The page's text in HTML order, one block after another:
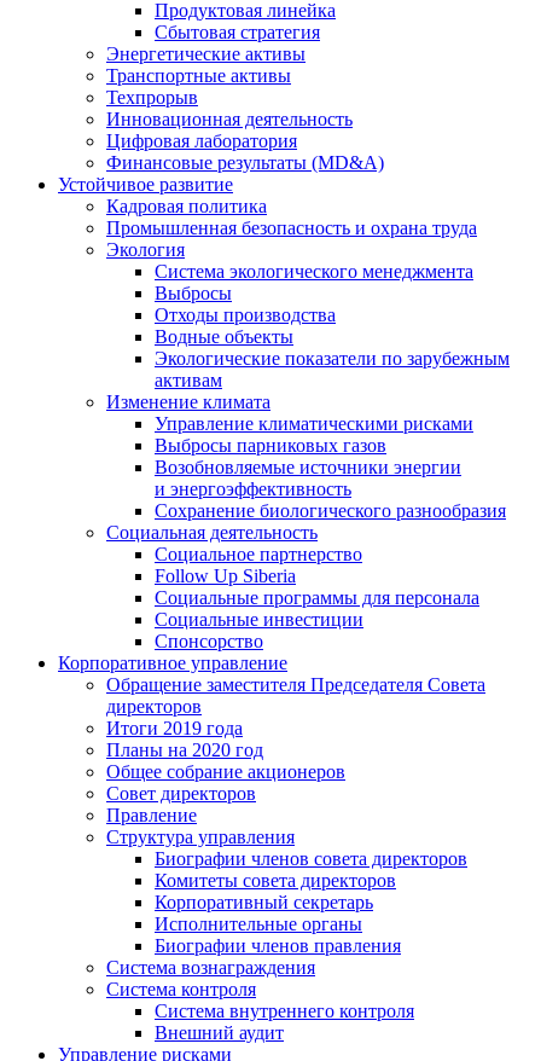
Продуктовая линейка
Сбытовая стратегия
Энергетические активы
Транспортные активы
Техпрорыв
Инновационная деятельность
Цифровая лаборатория
Финансовые результаты (MD&A)
Устойчивое развитие
Кадровая политика
Промышленная безопасность и охрана труда
Экология
Система экологического менеджмента
Выбросы
Отходы производства
Водные объекты
Экологические показатели по зарубежным
активам
Изменение климата
Управление климатическими рисками
Выбросы парниковых газов
Возобновляемые источники энергии
и энергоэффективность
Сохранение биологического разнообразия
Социальная деятельность
Социальное партнерство
Follow Up Siberia
Социальные программы для персонала
Социальные инвестиции
Спонсорство
Корпоративное управление
Обращение заместителя Председателя Совета
директоров
Итоги 2019 года
Планы на 2020 год
Общее собрание акционеров
Совет директоров
Правление
Структура управления
Биографии членов совета директоров
Комитеты совета директоров
Корпоративный секретарь
Исполнительные органы
Биографии членов правления
Система вознаграждения
Система контроля
Система внутреннего контроля
Внешний аудит
Управление рисками